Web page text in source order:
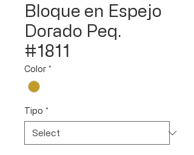
Bloque en Espejo
Dorado Peq.
#1811
Color *
Tipo *